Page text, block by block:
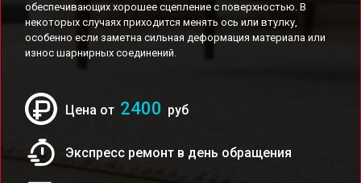
обеспечивающих хорошее сцепление с поверхностью. В
некоторых случаях приходится менять ось или втулку,
особенно если заметна сильная деформация материала или
износ шарнирных соединений.
Цена от 2400 руб
Экспресс ремонт в день обращения